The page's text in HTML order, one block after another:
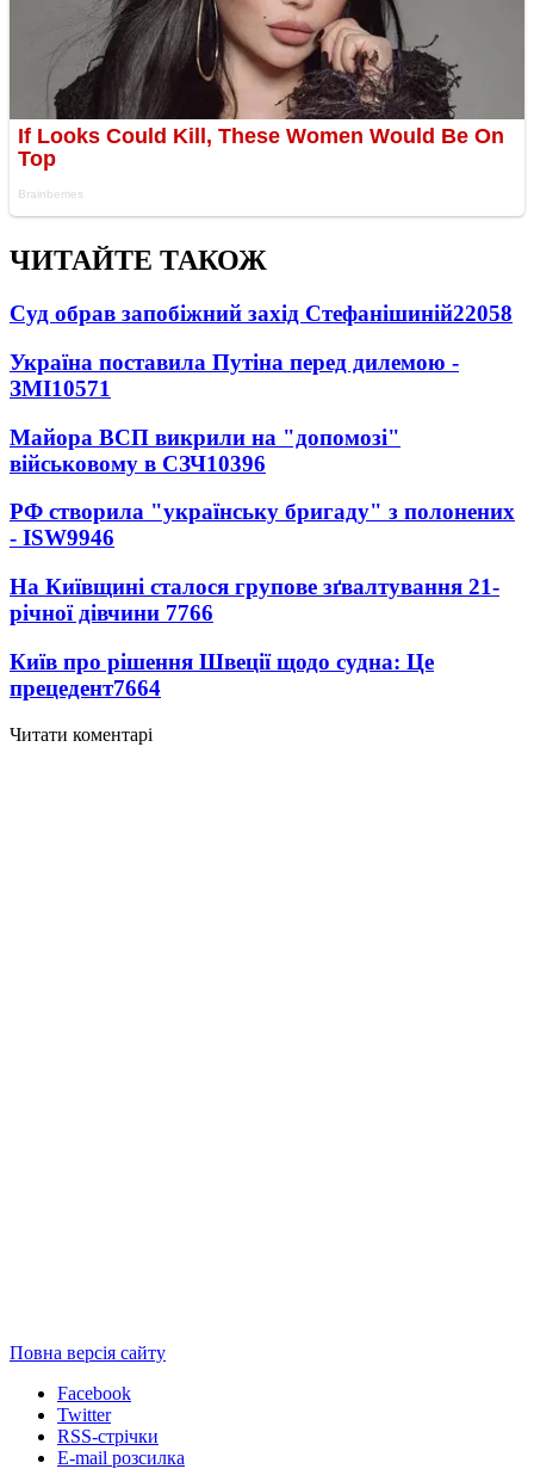
ЧИТАЙТЕ ТАКОЖ
Суд обрав запобіжний захід Стефанішиній22058
Україна поставила Путіна перед дилемою -
ЗМІ10571
Майора ВСП викрили на "допомозі"
військовому в СЗЧ10396
РФ створила "українську бригаду" з полонених
- ISW9946
На Київщині сталося групове зґвалтування 21-
річної дівчини 7766
Київ про рішення Швеції щодо судна: Це
прецедент7664
Читати коментарі
Повна версія сайту
Facebook
Twitter
RSS-стрічки
E-mail розсилка